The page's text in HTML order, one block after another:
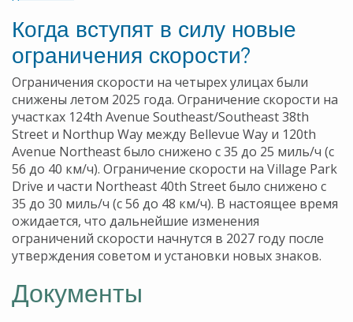
Когда вступят в силу новые
ограничения скорости?
Ограничения скорости на четырех улицах были
снижены летом 2025 года. Ограничение скорости на
участках 124th Avenue Southeast/Southeast 38th
Street и Northup Way между Bellevue Way и 120th
Avenue Northeast было снижено с 35 до 25 миль/ч (с
56 до 40 км/ч). Ограничение скорости на Village Park
Drive и части Northeast 40th Street было снижено с
35 до 30 миль/ч (с 56 до 48 км/ч). В настоящее время
ожидается, что дальнейшие изменения
ограничений скорости начнутся в 2027 году после
утверждения советом и установки новых знаков.
Документы